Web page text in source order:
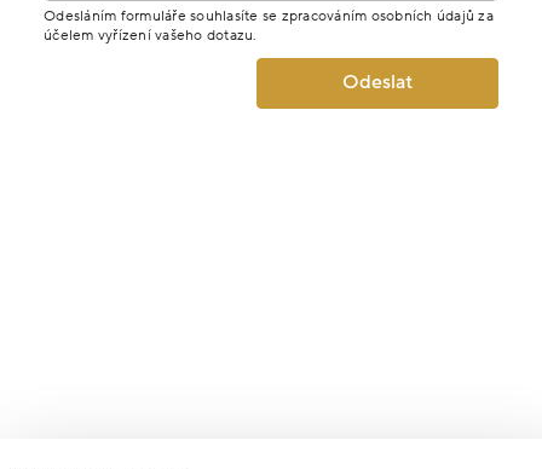
Odesláním formuláře souhlasíte se zpracováním osobních údajů za
účelem vyřízení vašeho dotazu.
Odeslat